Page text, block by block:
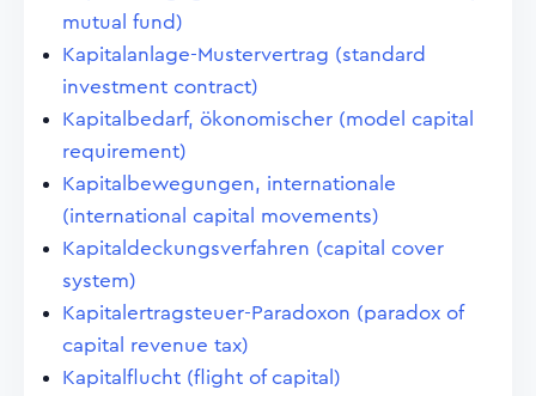
mutual fund)
Kapitalanlage-Mustervertrag (standard
investment contract)
Kapitalbedarf, ökonomischer (model capital
requirement)
Kapitalbewegungen, internationale
(international capital movements)
Kapitaldeckungsverfahren (capital cover
system)
Kapitalertragsteuer-Paradoxon (paradox of
capital revenue tax)
Kapitalflucht (flight of capital)